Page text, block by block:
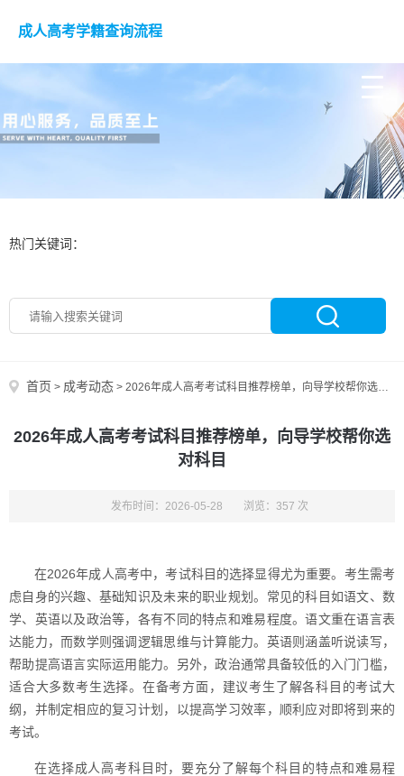
成人高考学籍查询流程
热门关键词：
首页 > 成考动态 > 2026年成人高考考试科目推荐榜单，向导学校帮你选对科目
2026年成人高考考试科目推荐榜单，向导学校帮你选
对科目
发布时间：2026-05-28 浏览：357 次
在2026年成人高考中，考试科目的选择显得尤为重要。考生需考
虑自身的兴趣、基础知识及未来的职业规划。常见的科目如语文、数
学、英语以及政治等，各有不同的特点和难易程度。语文重在语言表
达能力，而数学则强调逻辑思维与计算能力。英语则涵盖听说读写，
帮助提高语言实际运用能力。另外，政治通常具备较低的入门门槛，
适合大多数考生选择。在备考方面，建议考生了解各科目的考试大
纲，并制定相应的复习计划，以提高学习效率，顺利应对即将到来的
考试。
在选择成人高考科目时，要充分了解每个科目的特点和难易程